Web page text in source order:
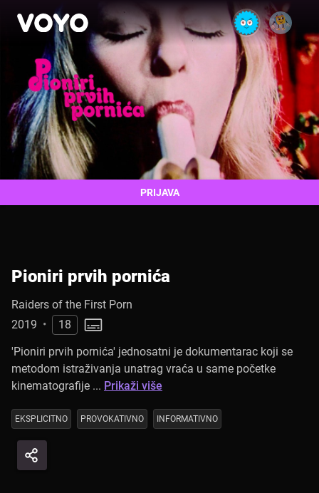
Pioniri prvih pornića
Raiders of the First Porn
2019 •
18
'Pioniri prvih pornića' jednosatni je dokumentarac koji se
metodom istraživanja unatrag vraća u same početke
kinematografije ... Prikaži više
EKSPLICITNO PROVOKATIVNO INFORMATIVNO
PRIJAVA